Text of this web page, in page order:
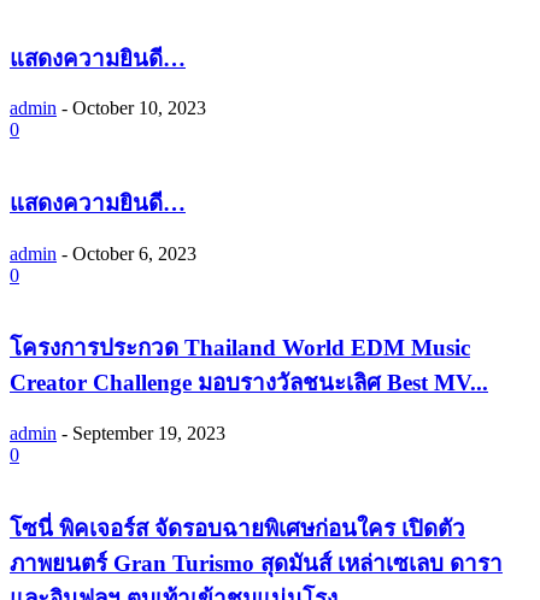
แสดงความยินดี…
admin - October 10, 2023
0
แสดงความยินดี…
admin - October 6, 2023
0
โครงการประกวด Thailand World EDM Music
Creator Challenge มอบรางวัลชนะเลิศ Best MV...
admin - September 19, 2023
0
โซนี่ พิคเจอร์ส จัดรอบฉายพิเศษก่อนใคร เปิดตัว
ภาพยนตร์ Gran Turismo สุดมันส์ เหล่าเซเลบ ดารา